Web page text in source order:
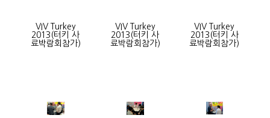
VIV Turkey
2013(터키 사
료박람회참가)
VIV Turkey
2013(터키 사
료박람회참가)
VIV Turkey
2013(터키 사
료박람회참가)